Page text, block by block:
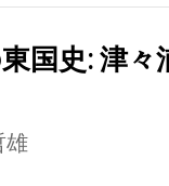
東国史: 津
雄